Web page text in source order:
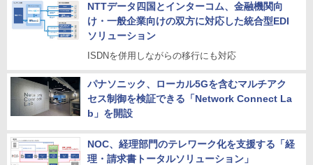
NTTデータ四国とインターコム、金融機関向
け・一般企業向けの双方に対応した統合型EDI
ソリューション
ISDNを併用しながらの移行にも対応
パナソニック、ローカル5Gを含むマルチアク
セス制御を検証できる「Network Connect La
b」を開設
NOC、経理部門のテレワーク化を支援する「経
理・請求書トータルソリューション」